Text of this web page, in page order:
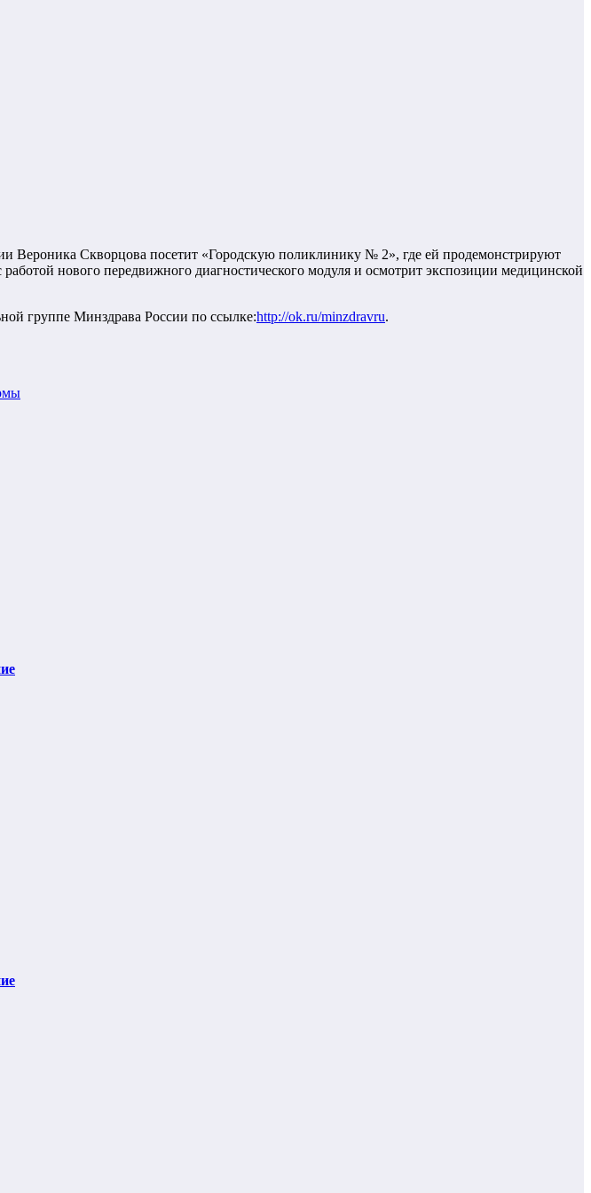
Вероника Скворцова посетит «Городскую поликлинику № 2», где ей продемонстрируют
нового передвижного диагностического модуля и осмотрит экспозиции медицинской
группе Минздрава России по ссылке:http://ok.ru/minzdravru.